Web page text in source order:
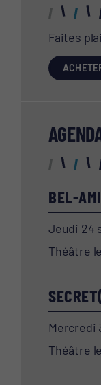
Faites
BEL-AMI
Jeudi 24
Théâtre
Mercredi
Théâtre